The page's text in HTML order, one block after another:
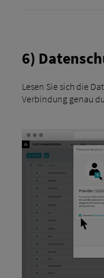
6)
Lesen Sie sich die
Verbindung genau